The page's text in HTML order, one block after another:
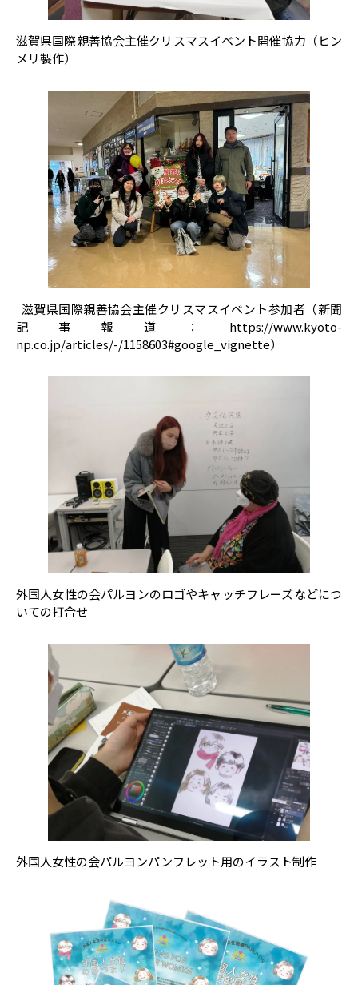
滋賀県国際親善協会主催クリスマスイベント開催協力（ヒン
メリ製作）
滋賀県国際親善協会主催クリスマスイベント参加者（新聞
記事報道：https://www.kyoto-
np.co.jp/articles/-/1158603#google_vignette）
外国人女性の会パルヨンのロゴやキャッチフレーズなどにつ
いての打合せ
外国人女性の会パルヨンパンフレット用のイラスト制作